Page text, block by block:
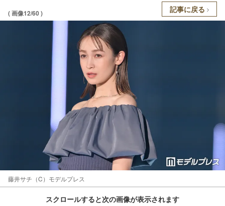
( 画像12/60 ) 記事に戻る
藤井サチ（C）モデルプレス
スクロールすると次の画像が表示されます